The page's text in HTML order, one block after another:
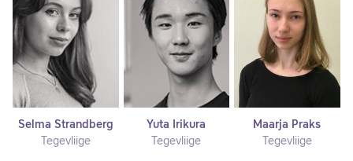
Selma Strandberg
Tegevliige
Yuta Irikura
Tegevliige
Maarja Praks
Tegevliige